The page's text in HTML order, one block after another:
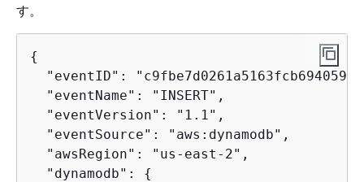
す。
{
"eventID":
  "eventName": "INSERT",
  "eventVersion": "1.1",
  "eventSource": "aws:dynamodb",
  "awsRegion": "us-east-2",
  "dynamodb":
{